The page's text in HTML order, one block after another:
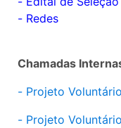
- Redes
Chamadas
- Projeto
- Projeto